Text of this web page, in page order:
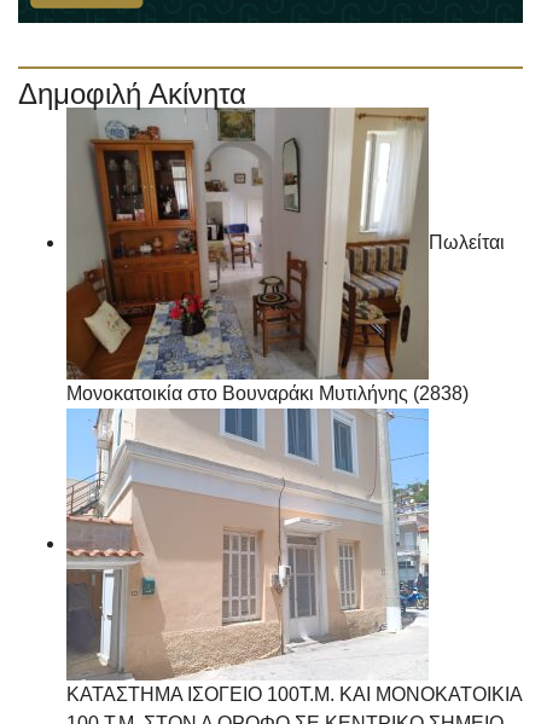
Δημοφιλή Ακίνητα
Πωλείται
Μονοκατοικία στο Βουναράκι Μυτιλήνης (2838)
ΚΑΤΑΣΤΗΜΑ ΙΣΟΓΕΙΟ 100Τ.Μ. ΚΑΙ ΜΟΝΟΚΑΤΟΙΚΙΑ